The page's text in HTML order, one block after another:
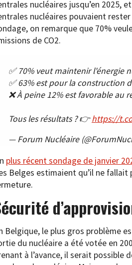
nucléaires jusqu’en 2025,
nucléaires pouvaient
on remarque que 70%
de CO2.
✅ 70% veut maintenir l'énergie
✅ 63% est pour la construction
❌ À peine 12% est favorable au
Tous les résultats ? 👉https://
— Forum Nucléaire
plus récent sondage de janvier
Belges estimaient qu’il ne fallait
Belgique, le plus gros problème
du nucléaire a été votée en
à l’avance, il serait possible